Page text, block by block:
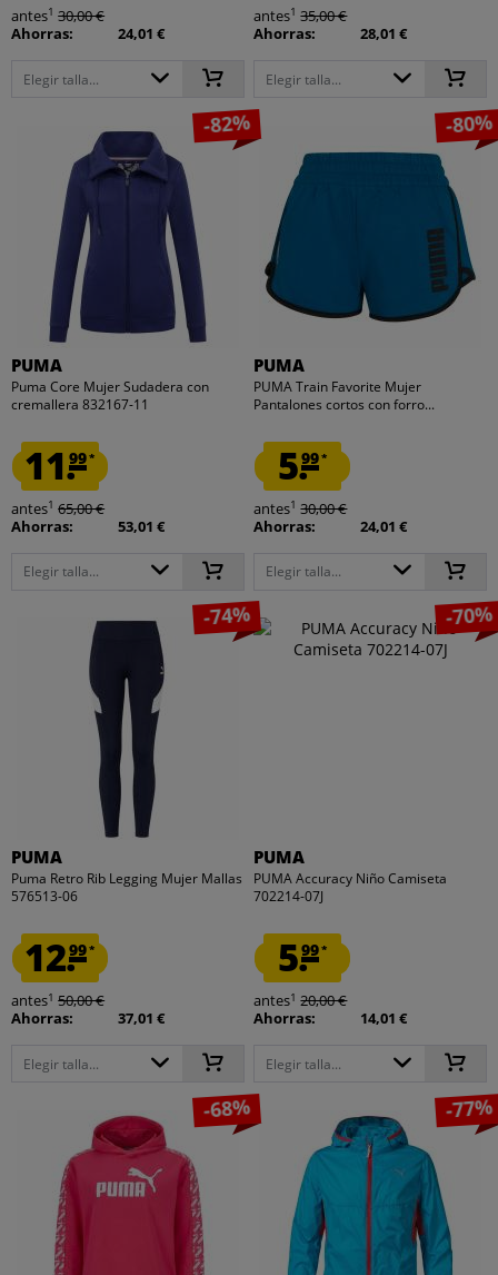
antes1 30,00 €
Ahorras:
24,01 €
Elegir talla...
antes1 35,00 €
Ahorras:
28,01 €
Elegir talla...
-82%
PUMA
Puma Core Mujer Sudadera con
cremallera 832167-11
11.99*
antes1 65,00 €
Ahorras:
53,01 €
Elegir talla...
-80%
PUMA
PUMA Train Favorite Mujer
Pantalones cortos con forro...
5.99*
antes1 30,00 €
Ahorras:
24,01 €
Elegir talla...
-74%
PUMA
Puma Retro Rib Legging Mujer Mallas
576513-06
12.99*
antes1 50,00 €
Ahorras:
37,01 €
Elegir talla...
-70%
PUMA
PUMA Accuracy Niño Camiseta
702214-07J
5.99*
antes1 20,00 €
Ahorras:
14,01 €
Elegir talla...
-68% -77%